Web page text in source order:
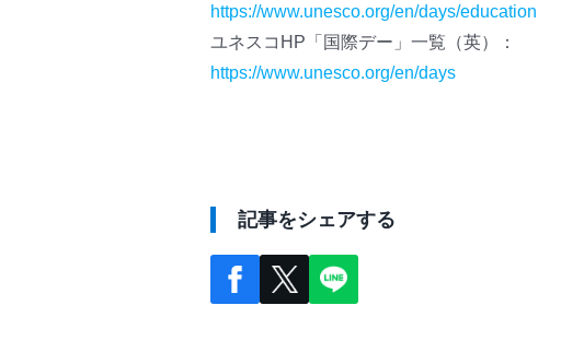
https://www.unesco.org/en/days/education
ユネスコHP「国際デー」一覧（英）：
https://www.unesco.org/en/days
記事をシェアする